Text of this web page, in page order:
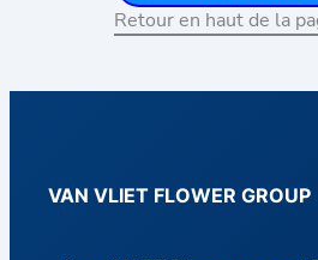
Retour en haut de la
VAN VLIET FLOWER GROUP